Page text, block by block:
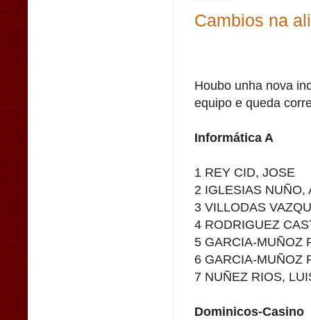
Cambios na
Houbo unha nova
equipo e queda
Informática A
1 REY CID, JOSE
2 IGLESIAS NUÑO,
3 VILLODAS
4 RODRIGUEZ
5 GARCIA-MUÑOZ
6 GARCIA-MUÑOZ
7 NUÑEZ RIOS,
Dominicos-Casino